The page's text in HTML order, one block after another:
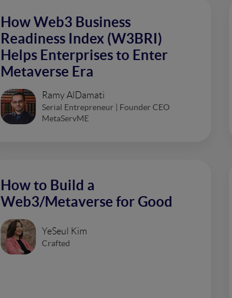
How Web3 Business
Readiness Index (W3BRI)
Helps Enterprises to Enter
Metaverse Era
Ramy AlDamati
Serial Entrepreneur | Founder CEO
MetaServME
How to Build a
Web3/Metaverse for Good
YeSeul Kim
Crafted